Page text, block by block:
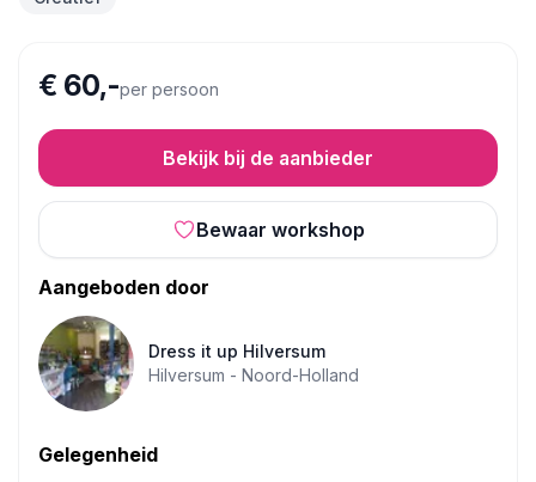
€ 60,-per persoon
Bekijk bij de aanbieder
Bewaar workshop
Aangeboden door
Dress it up Hilversum
Hilversum - Noord-Holland
Gelegenheid